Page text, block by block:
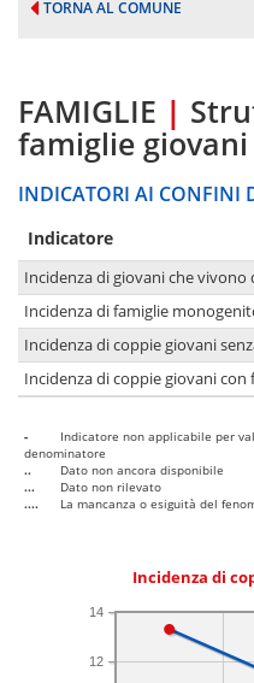
TORNA AL COMUNE
FAMIGLIE |
famiglie giovani
INDICATORI AI CONFINI
Indicatore
Incidenza di giovani che vivono
Incidenza di famiglie
Incidenza di coppie giovani
Incidenza di coppie giovani con
-
Indicatore non applicabile per
denominatore
..
Dato non ancora disponibile
...
Dato non rilevato
....
La mancanza o esiguità del
Incidenza di
12
14